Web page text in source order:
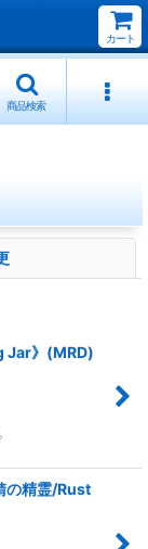
カート
商品検索
Jar》(MRD)
の精霊/Rust